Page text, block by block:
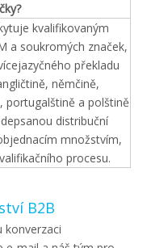
kvalifikovaným
a soukromých značek,
překladu
němčině,
portugalštině a polštině
distribuční
množstvím,
procesu.
B2B
konverzaci